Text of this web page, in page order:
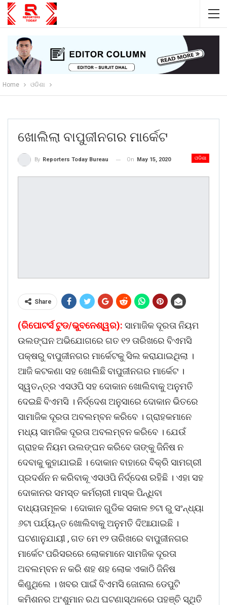
Home ଓଡିଶା
ଖୋଲିଲା ବାପୁଜୀନଗର ମାର୍କେଟ
ଓଡିଶା
By Reporters Today Bureau On May 15, 2020
Share
(ରିପୋଟର୍ସ ଟୁଡ/ଭୁବନେଶ୍ୱର): ସାମାଜିକ ଦୂରତା ନିୟମ
ଉଲଙ୍ଘନ ଅଭିଯୋଗରେ ଗତ ୧୨ ତାରିଖରେ ବିଏମସି
ପକ୍ଷରୁ ବାପୁଜୀନଗର ମାର୍କେଟକୁ ସିଲ କରାଯାଇଥିଲା ।
ଆଜି କଟକଣା ସହ ଖୋଲିଛି ବାପୁଜୀନଗର ମାର୍କେଟ ।
ସ୍ୱତନ୍ତ୍ର ଏସଓପି ସହ ଦୋକାନ ଖୋଲିବାକୁ ଅନୁମତି
ଦେଇଛି ବିଏମସି । ନିର୍ଦ୍ଦେଶ ଅନୁସାରେ ଦୋକାନ ଭିତରେ
ସାମାଜିକ ଦୂରତା ଅବଲମ୍ବନ କରିବେ । ଗ୍ରାହକମାନେ
ମଧ୍ୟ ସାମଜିକ ଦୂରତା ଅବଲମ୍ବନ କରିବେ । ଯେଉଁ
ଗ୍ରାହକ ନିୟମ ଉଲଙ୍ଘନ କରିବେ ତାଙ୍କୁ ଜିନିଷ ନ
ଦେବାକୁ କୁହାଯାଇଛି । ଦୋକାନ ବାହାରେ ବିକ୍ରି ସାମଗ୍ରୀ
ପ୍ରଦର୍ଶନ ନ କରିବାକୂ ଏସଓପି ନିର୍ଦ୍ଦେଶ ରହିଛି । ଏହା ସହ
ଦୋକାନର ସମସ୍ତ କର୍ମଚାରୀ ମାସ୍କ ପିନ୍ଧିବା
ବାଧ୍ୟତାମୂଳକ । ଦୋକାନ ଗୁଡିକ ସକାଳ ୭ଟା ରୁ ସଂନ୍ଧ୍ୟା
୬ଟା ପର୍ଯ୍ୟନ୍ତ ଖୋଲିବାକୁ ଅନୁମତି ଦିଆଯାଇଛି ।
ଘଟଣାନୁଯାୟୀ , ଗତ ମେ ୧୨ ତାରିଖରେ ବାପୁଜୀନଗର
ମାର୍କେଟ ପରିସରରେ ଲୋକମାନେ ସାମଜିକ ଦୂରତା
ଅବଲମ୍ବନ ନ କରି ଶହ ଶହ ଲୋକ ଏକାଠି ଜିନିଷ
କିଣୁଥିଲେ । ଖବର ପାଇଁ ବିଏମସି ଜୋନାଲ ଡେପୁଟି
କମିଶନର ଅଂଶୁମାନ ରଥ ଘଟଣାସ୍ଥଳରେ ପହଞ୍ଚି ସ୍ଥିତି